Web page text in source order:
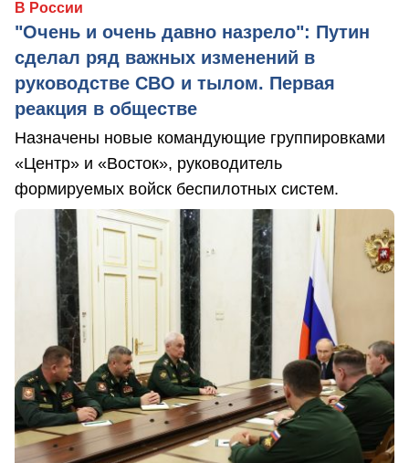
В России
"Очень и очень давно назрело": Путин
сделал ряд важных изменений в
руководстве СВО и тылом. Первая
реакция в обществе
Назначены новые командующие группировками
«Центр» и «Восток», руководитель
формируемых войск беспилотных систем.